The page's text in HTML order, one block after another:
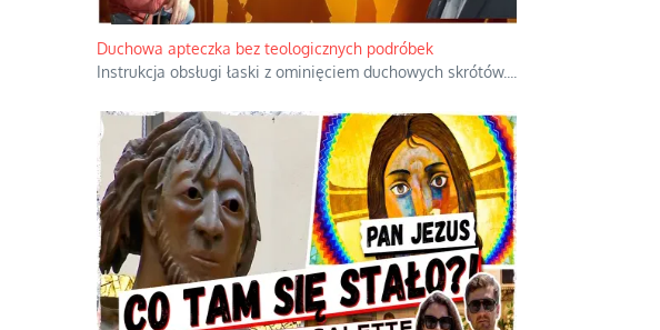
Duchowa apteczka bez teologicznych podróbek
Instrukcja obsługi łaski z ominięciem duchowych skrótów.